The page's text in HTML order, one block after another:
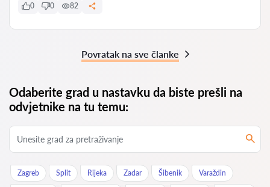
0 0 82
Povratak na sve članke
Odaberite grad u nastavku da biste prešli na
odvjetnike na tu temu:
Zagreb Split Rijeka Zadar Šibenik Varaždin